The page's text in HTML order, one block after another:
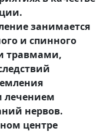
занимается
и спинного
травмами,
лечением
нервов.
центре